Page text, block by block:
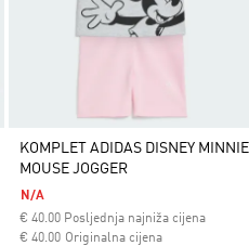
KOMPLET ADIDAS DISNEY MINNIE
MOUSE JOGGER
N/A
€ 40.00 Posljednja najniža cijena
Originalna cijena
Cijena umanjena od
€ 40.00za